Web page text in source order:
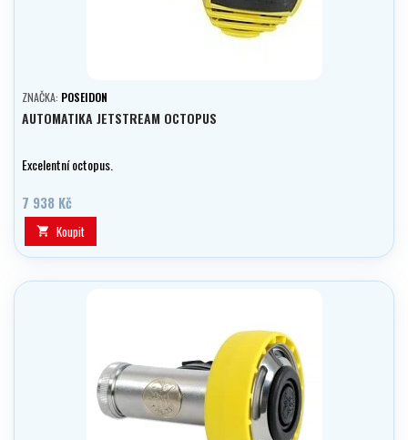
ZNAČKA: POSEIDON
AUTOMATIKA JETSTREAM OCTOPUS
Excelentní octopus.
7 938 Kč
 Koupit